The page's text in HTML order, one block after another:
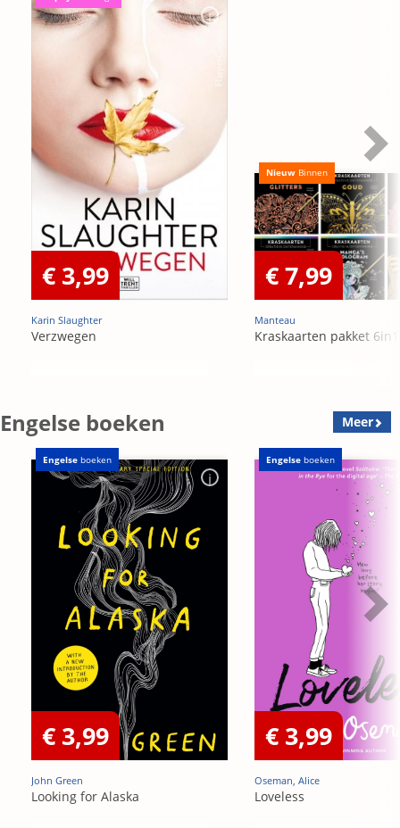
€ 3,99
Karin Slaughter
Verzwegen
Nieuw Binnen
€ 7,99
Manteau
Kraskaarten pakket 6in1
Engelse boeken Meer
Engelse boeken
€ 3,99
John Green
Looking for Alaska
Engelse boeken
€ 3,99
Oseman, Alice
Loveless